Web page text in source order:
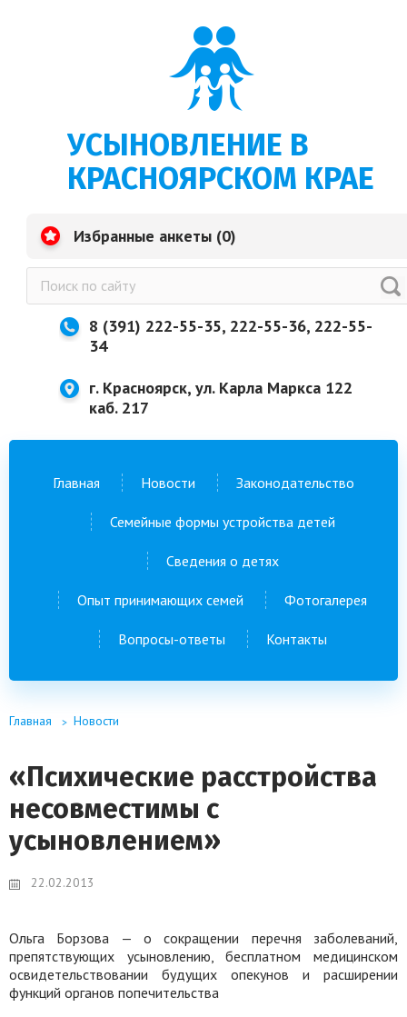
УСЫНОВЛЕНИЕ В
КРАСНОЯРСКОМ КРАЕ
Избранные анкеты (0)
8 (391) 222-55-35, 222-55-36, 222-55-
34
г. Красноярск, ул. Карла Маркса 122
каб. 217
Главная Новости Законодательство
Семейные формы устройства детей
Сведения о детях
Опыт принимающих семей Фотогалерея
Вопросы-ответы Контакты
Главная Новости
«Психические расстройства
несовместимы с
усыновлением»
22.02.2013
Ольга Борзова — о сокращении перечня заболеваний,
препятствующих усыновлению, бесплатном медицинском
освидетельствовании будущих опекунов и расширении
функций органов попечительства